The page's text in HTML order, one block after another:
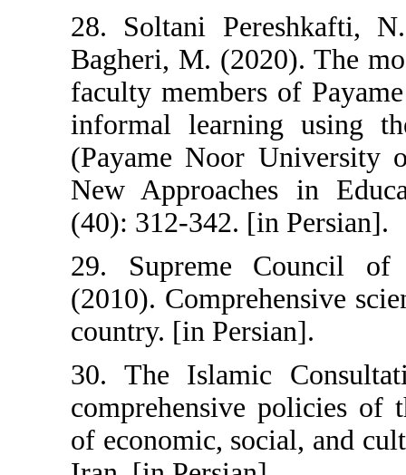
28. Soltani
Bagheri, M.
faculty members
informal learning
(Payame Noor
New Approaches
(40): 312-342. [in
29. Supreme
(2010).
country. [in
30. The Islamic
comprehensive
of economic,